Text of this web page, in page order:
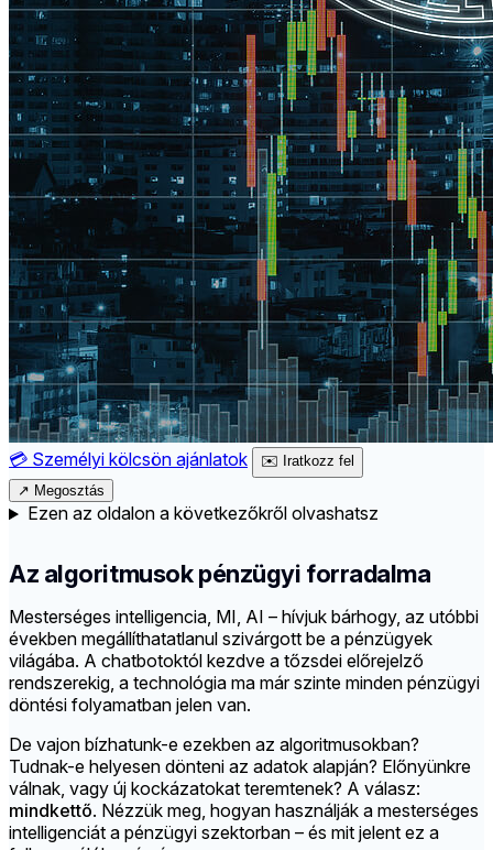
💳 Személyi kölcsön ajánlatok ✉️ Iratkozz fel
↗ Megosztás
Ezen az oldalon a következőkről olvashatsz
Az algoritmusok pénzügyi forradalma
Mesterséges intelligencia, MI, AI – hívjuk bárhogy, az utóbbi
években megállíthatatlanul szivárgott be a pénzügyek
világába. A chatbotoktól kezdve a tőzsdei előrejelző
rendszerekig, a technológia ma már szinte minden pénzügyi
döntési folyamatban jelen van.
De vajon bízhatunk-e ezekben az algoritmusokban?
Tudnak-e helyesen dönteni az adatok alapján? Előnyünkre
válnak, vagy új kockázatokat teremtenek? A válasz:
mindkettő. Nézzük meg, hogyan használják a mesterséges
intelligenciát a pénzügyi szektorban – és mit jelent ez a